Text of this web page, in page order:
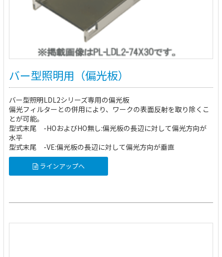
バー型照明用（偏光板）
バー型照明LDL2シリーズ専用の偏光板
偏光フィルターとの併用により、ワークの表面反射を取り除くこ
とが可能。
型式末尾 -HOおよびHO無し:偏光板の長辺に対して偏光方向が
水平
型式末尾 -VE:偏光板の長辺に対して偏光方向が垂直
ラインアップへ